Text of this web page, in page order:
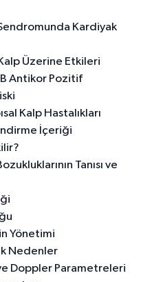
Kardiyak
Üzerine Etkileri
Antikor Pozitif
Kalp Hastalıkları
İçeriği
Tanısı ve
Yönetimi
Nedenler
Doppler Parametreleri